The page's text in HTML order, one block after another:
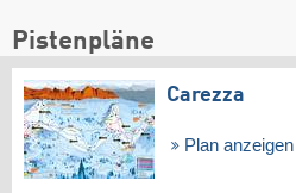
Pistenpläne
Carezza
Plan anzeigen